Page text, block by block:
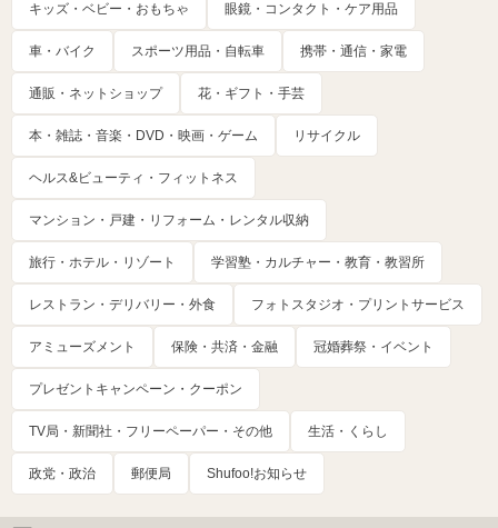
キッズ・ベビー・おもちゃ 眼鏡・コンタクト・ケア用品
車・バイク スポーツ用品・自転車 携帯・通信・家電
通販・ネットショップ 花・ギフト・手芸
本・雑誌・音楽・DVD・映画・ゲーム リサイクル
ヘルス&ビューティ・フィットネス
マンション・戸建・リフォーム・レンタル収納
旅行・ホテル・リゾート 学習塾・カルチャー・教育・教習所
レストラン・デリバリー・外食 フォトスタジオ・プリントサービス
アミューズメント 保険・共済・金融 冠婚葬祭・イベント
プレゼントキャンペーン・クーポン
TV局・新聞社・フリーペーパー・その他 生活・くらし
政党・政治 郵便局 Shufoo!お知らせ